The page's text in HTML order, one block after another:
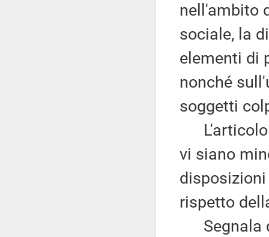
nell'ambito
sociale, la
elementi di
nonché
soggetti
L'articolo
vi siano
rispetto
Segnala